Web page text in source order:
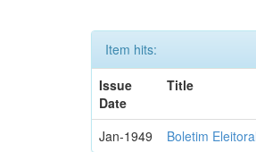
Item hits:
Issue
Date
Title
Jan-1949 Boletim